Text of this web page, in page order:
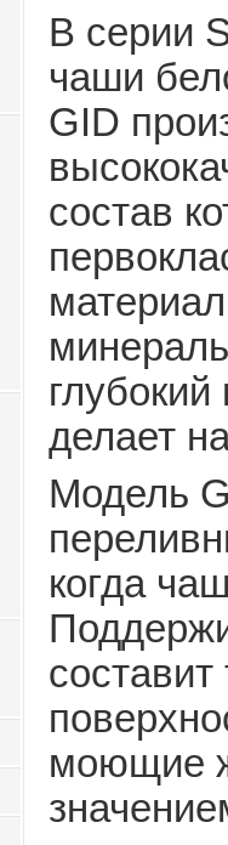
В серии
чаши
GID
состав
делает
Модель
когда
моющие